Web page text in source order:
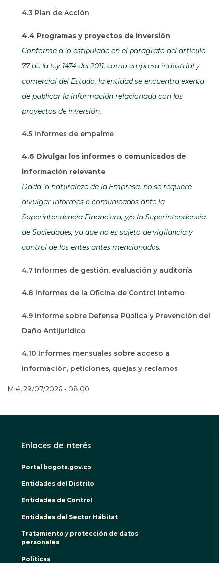
4.3 Plan de Acción
4.4 Programas y proyectos de inversión
Conforme a lo estipulado en el parágrafo del artículo
77 de la ley 1474 del 2011, como empresa industrial y
comercial del Estado, la entidad se encuentra exenta
de publicar la información relacionada con los
proyectos de inversión.
4.5 Informes de empalme
4.6 Divulgar los informes o comunicados de
información relevante
Dada la naturaleza de la Empresa, no se requiere
divulgar informes o comunicados ante la
Superintendencia Financiera, y/o la Superintendencia
de Sociedades, ya que no es sujeto de vigilancia y
control de los entes antes mencionados.
4.7 Informes de gestión, evaluación y auditoría
4.8 Informes de la Oficina de Control Interno
4.9 Informe sobre Defensa Pública y Prevención del
Daño Antijurídico
4.10 Informes mensuales sobre acceso a
información, peticiones, quejas y reclamos
Mié, 29/07/2026 - 08:00
Enlaces de Interés
Portal bogota.gov.co
Entidades del Distrito
Entidades de Control
Entidades del Sector Hábitat
Tratamiento y protección de datos
personales
Políticas